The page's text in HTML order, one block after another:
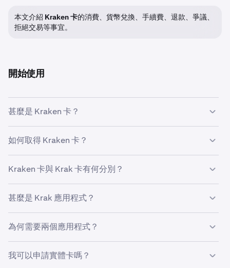
本文介紹 Kraken 卡的消費、貨幣兌換、手續費、退款、爭議、
拒絕交易等事宜。
開始使用
甚麼是 Kraken 卡？
Kraken 卡是一張 Mastercard 扣賬卡，讓您在所有接受
Mastercard 的地方，無縫使用超過 600 種法幣及加密貨幣
餘額進行消費，Kraken 不收取任何交易手續費（第三方費
用，例如 ATM 營運商收費，仍可能適用）。此卡按您的餘
以本地法幣（英鎊或歐元）或 Bitcoin 形式發放。等級詳情
及合資格條件請參閱下方「現金回饋及獎勵」部分。
如何取得 Kraken 卡？
請開啟 Kraken 應用程式並依照申請卡片的流程操作。您可
即時選擇虛擬卡的顏色，之後只需下載 Krak 應用程式，並
以與登入 Kraken 相同的登入憑證登入即可。登入後，只需
將 Kraken 卡加入 Apple Pay 或 Google Pay，即可開始使
Kraken 卡與 Krak 卡有何分別？
Kraken 卡與 Krak 卡的唯一分別在於卡面設計。兩者均為
Mastercard 扣賬卡，從同一個 Krak Everyday 帳戶扣款，
而您的 Krak 獎勵等級及現金回饋比率亦同樣適用於兩張
卡。兩種卡的所有管理功能（凍結、消費順序、交易紀錄、
甚麼是 Krak 應用程式？
Krak 是 Kraken 為日常理財而打造的貨幣應用程式，同時
亦是您 Kraken 卡的管理樞紐。您可在此查看完整卡片資
料、交易紀錄、含現金回饋收益的獎勵樞紐及卡片設定，現
代貨幣應用程式應有的功能一應俱全。您可使用與 Kraken
為何需要兩個應用程式？
Krak 應用程式專為日常理財而設，而 Kraken 應用程式則
專為交易而打造。
我可以申請實體卡嗎？